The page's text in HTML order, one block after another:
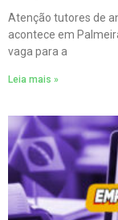
Atenção tutores de
acontece em
vaga para a
Leia mais »